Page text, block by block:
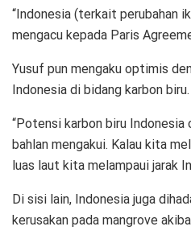
“Indonesia (terkait perubahan
mengacu kepada Paris
Yusuf pun mengaku optimis
Indonesia di bidang karbon biru.
“Potensi karbon biru Indonesia
bahlan mengakui. Kalau kita
luas laut kita melampaui jarak
Di sisi lain, Indonesia juga
kerusakan pada mangrove